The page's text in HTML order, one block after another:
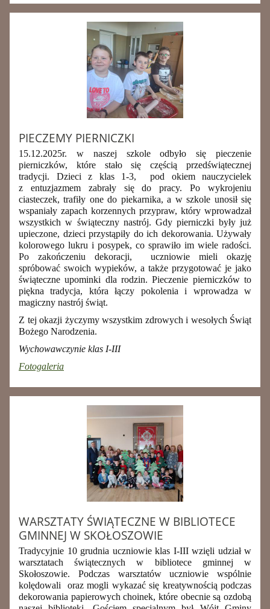
PIECZEMY PIERNICZKI
15.12.2025r. w naszej szkole odbyło się pieczenie
pierniczków, które stało się częścią przedświątecznej
tradycji. Dzieci z klas 1-3, pod okiem nauczycielek
z entuzjazmem zabrały się do pracy. Po wykrojeniu
ciasteczek, trafiły one do piekarnika, a w szkole unosił się
wspaniały zapach korzennych przypraw, który wprowadzał
wszystkich w świąteczny nastrój. Gdy pierniczki były już
upieczone, dzieci przystąpiły do ich dekorowania. Używały
kolorowego lukru i posypek, co sprawiło im wiele radości.
Po zakończeniu dekoracji, uczniowie mieli okazję
spróbować swoich wypieków, a także przygotować je jako
świąteczne upominki dla rodzin. Pieczenie pierniczków to
piękna tradycja, która łączy pokolenia i wprowadza w
magiczny nastrój świąt.
Z tej okazji życzymy wszystkim zdrowych i wesołych Świąt
Bożego Narodzenia.
Wychowawczynie klas I-III
Fotogaleria
WARSZTATY ŚWIĄTECZNE W BIBLIOTECE
GMINNEJ W SKOŁOSZOWIE
Tradycyjnie 10 grudnia uczniowie klas I-III wzięli udział w
warsztatach świątecznych w bibliotece gminnej w
Skołoszowie. Podczas warsztatów uczniowie wspólnie
kolędowali oraz mogli wykazać się kreatywnością podczas
dekorowania papierowych choinek, które obecnie są ozdobą